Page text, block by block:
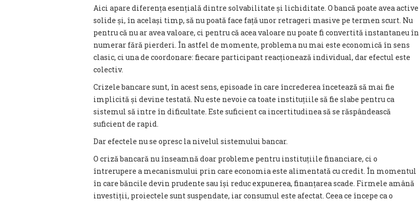
Aici apare diferența esențială dintre solvabilitate și lichiditate. O bancă poate avea active
solide și, în același timp, să nu poată face față unor retrageri masive pe termen scurt. Nu
pentru că nu ar avea valoare, ci pentru că acea valoare nu poate fi convertită instantaneu în
numerar fără pierderi. În astfel de momente, problema nu mai este economică în sens
clasic, ci una de coordonare: fiecare participant reacționează individual, dar efectul este
colectiv.
Crizele bancare sunt, în acest sens, episoade în care încrederea încetează să mai fie
implicită și devine testată. Nu este nevoie ca toate instituțiile să fie slabe pentru ca
sistemul să intre în dificultate. Este suficient ca incertitudinea să se răspândească
suficient de rapid.
Dar efectele nu se opresc la nivelul sistemului bancar.
O criză bancară nu înseamnă doar probleme pentru instituțiile financiare, ci o
întrerupere a mecanismului prin care economia este alimentată cu credit. În momentul
în care băncile devin prudente sau își reduc expunerea, finanțarea scade. Firmele amână
investiții, proiectele sunt suspendate, iar consumul este afectat. Ceea ce începe ca o